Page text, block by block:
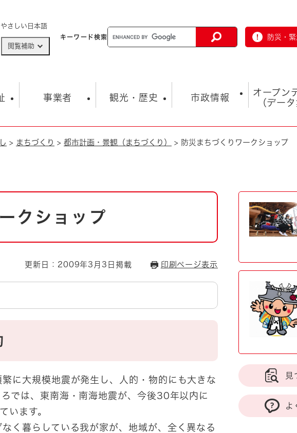
やさしい日本語
閲覧補助
キーワード検索 防災・
ボラン
子育て
康・生活 生涯学習・スポーツ
事業者
入札・契約情報 まちづくり・協働
環境 福祉・介護
観光・歴史
観光スポット
市政情報
市の概要 総合計画
市政 職員採用情報
市役所・施設の案内
オープン
（データ
オープンデータ
> まちづくり > 都市計画・景観（まちづくり） > 防災まちづくりワークショップ
クショップ
更新日：2009年3月3日掲載 印刷ページ表示
に大規模地震が発生し、人的・物的にも大きな
では、東南海・南海地震が、今後30年以内に
います。
く暮らしている我が家が、地域が、全く異なる
見
よ